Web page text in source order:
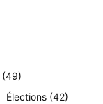
(49)
Élections (42)